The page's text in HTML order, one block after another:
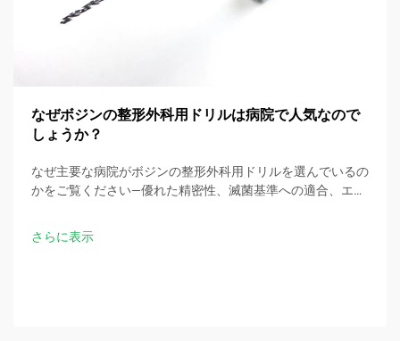
なぜボジンの整形外科用ドリルは病院で人気なので
しょうか？
なぜ主要な病院がボジンの整形外科用ドリルを選んでいるの
かをご覧ください—優れた精密性、滅菌基準への適合、エル
ぐ臨床仕様をお問い合わせください。
さらに表示